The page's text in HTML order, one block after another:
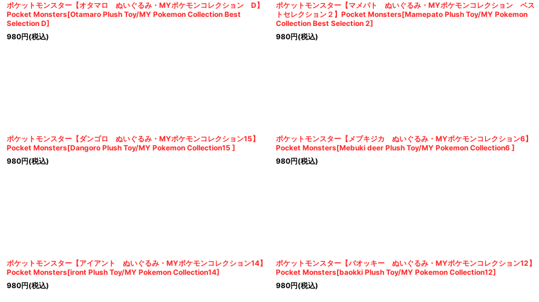
ポケットモンスター【オタマロ ぬいぐるみ・MYポケモンコレクション D】
Pocket Monsters[Otamaro Plush Toy/MY Pokemon Collection Best
Selection D]
980円(税込)
ポケットモンスター【マメパト ぬいぐるみ・MYポケモンコレクション ベス
トセレクション２】Pocket Monsters[Mamepato Plush Toy/MY Pokemon
Collection Best Selection 2]
980円(税込)
ポケットモンスター【ダンゴロ ぬいぐるみ・MYポケモンコレクション15】
Pocket Monsters[Dangoro Plush Toy/MY Pokemon Collection15 ]
980円(税込)
ポケットモンスター【メブキジカ ぬいぐるみ・MYポケモンコレクション6】
Pocket Monsters[Mebuki deer Plush Toy/MY Pokemon Collection6 ]
980円(税込)
ポケットモンスター【アイアント ぬいぐるみ・MYポケモンコレクション14】
Pocket Monsters[iront Plush Toy/MY Pokemon Collection14]
980円(税込)
ポケットモンスター【バオッキー ぬいぐるみ・MYポケモンコレクション12】
Pocket Monsters[baokki Plush Toy/MY Pokemon Collection12]
980円(税込)